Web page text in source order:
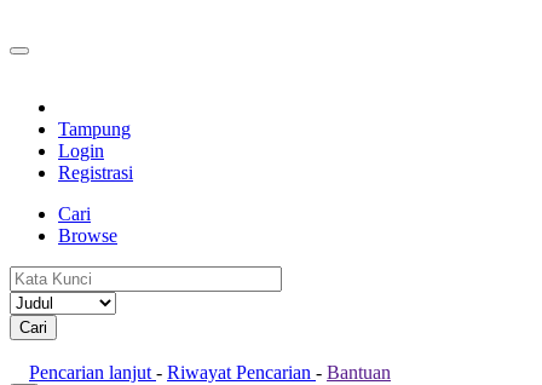
Tampung
Login
Registrasi
Cari
Browse
Pencarian lanjut - Riwayat Pencarian - Bantuan